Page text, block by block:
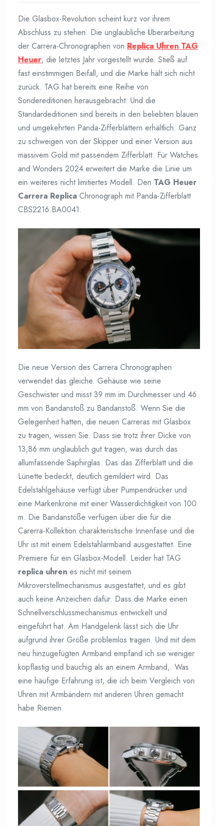
Die Glasbox-Revolution scheint kurz vor ihrem
Abschluss zu stehen. Die unglaubliche Überarbeitung
der Carrera-Chronographen von Replica Uhren TAG
Heuer, die letztes Jahr vorgestellt wurde. Stieß auf
fast einstimmigen Beifall, und die Marke hält sich nicht
zurück. TAG hat bereits eine Reihe von
Sondereditionen herausgebracht. Und die
Standardeditionen sind bereits in den beliebten blauen
und umgekehrten Panda-Zifferblättern erhältlich. Ganz
zu schweigen von der Skipper und einer Version aus
massivem Gold mit passendem Zifferblatt. Für Watches
and Wonders 2024 erweitert die Marke die Linie um
ein weiteres nicht limitiertes Modell. Den TAG Heuer
Carrera Replica Chronograph mit Panda-Zifferblatt
CBS2216.BA0041.
Die neue Version des Carrera Chronographen
verwendet das gleiche. Gehäuse wie seine
Geschwister und misst 39 mm im Durchmesser und 46
mm von Bandanstoß zu Bandanstoß. Wenn Sie die
Gelegenheit hatten, die neuen Carreras mit Glasbox
zu tragen, wissen Sie. Dass sie trotz ihrer Dicke von
13,86 mm unglaublich gut tragen, was durch das
allumfassende Saphirglas. Das das Zifferblatt und die
Lünette bedeckt, deutlich gemildert wird. Das
Edelstahlgehäuse verfügt über Pumpendrücker und
eine Markenkrone mit einer Wasserdichtigkeit von 100
m. Die Bandanstöße verfügen über die für die
Carerra-Kollektion charakteristische Innenfase und die
Uhr ist mit einem Edelstahlarmband ausgestattet. Eine
Premiere für ein Glasbox-Modell. Leider hat TAG
replica uhren es nicht mit seinem
Mikroverstellmechanismus ausgestattet, und es gibt
auch keine Anzeichen dafür. Dass die Marke einen
Schnellverschlussmechanismus entwickelt und
eingeführt hat. Am Handgelenk lässt sich die Uhr
aufgrund ihrer Größe problemlos tragen. Und mit dem
neu hinzugefügten Armband empfand ich sie weniger
kopflastig und bauchig als an einem Armband,. Was
eine häufige Erfahrung ist, die ich beim Vergleich von
Uhren mit Armbändern mit anderen Uhren gemacht
habe Riemen.